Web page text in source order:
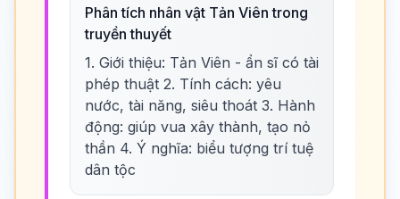
Phân tích nhân vật Tản Viên trong
truyền thuyết
1. Giới thiệu: Tản Viên - ẩn sĩ có tài
phép thuật 2. Tính cách: yêu
nước, tài năng, siêu thoát 3. Hành
động: giúp vua xây thành, tạo nỏ
thần 4. Ý nghĩa: biểu tượng trí tuệ
dân tộc